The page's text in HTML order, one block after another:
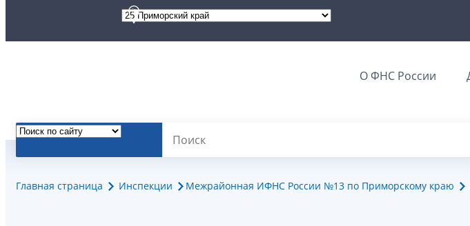
О ФНС России
Главная страница Инспекции Межрайонная ИФНС России №13 по Приморскому краю